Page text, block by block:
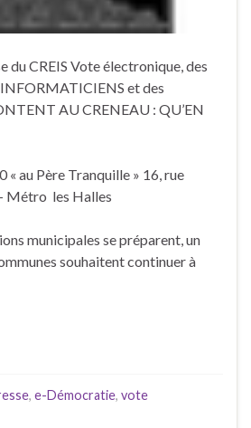
du CREIS Vote électronique, des
et des
AU CRENEAU : QU’EN
« au Père Tranquille » 16, rue
Métro les Halles
municipales se préparent, un
souhaitent continuer à
, e-Démocratie, vote